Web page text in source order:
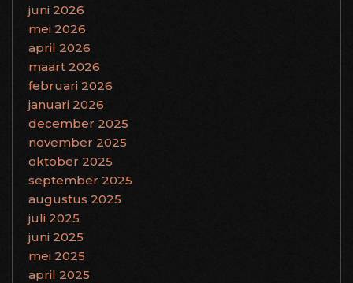
juni 2026
mei 2026
april 2026
maart 2026
februari 2026
januari 2026
december 2025
november 2025
oktober 2025
september 2025
augustus 2025
juli 2025
juni 2025
mei 2025
april 2025